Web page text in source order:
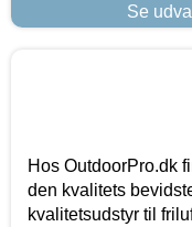
Se
Hos OutdoorPro.dk
den kvalitets
kvalitetsudstyr til